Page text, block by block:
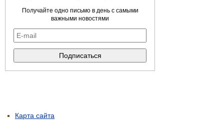
Получайте одно письмо в день с самыми
важными новостями
Карта сайта